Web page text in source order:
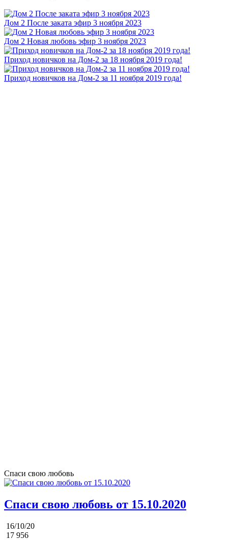
Дом 2 После заката эфир 3 ноября 2023
Дом 2 Новая любовь эфир 3 ноября 2023
Приход новичков на Дом-2 за 18 ноября 2019 года!
Приход новичков на Дом-2 за 11 ноября 2019 года!
Спаси свою любовь
Спаси свою любовь от 15.10.2020
16/10/20
17 956